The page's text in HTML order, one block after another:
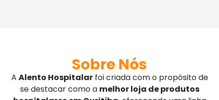
Sobre Nós
A Alento Hospitalarfoi criada com o propósito de
se destacar como a melhor loja de produtos